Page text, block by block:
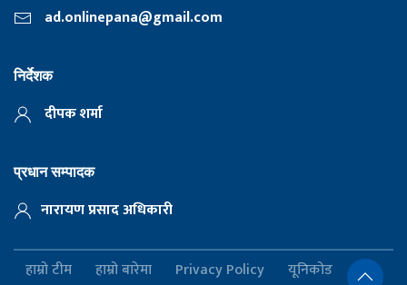
ad.onlinepana@gmail.com
निर्देशक
दीपक शर्मा
प्रधान सम्पादक
नारायण प्रसाद अधिकारी
हाम्रो टीम हाम्रो बारेमा Privacy Policy यूनिकोड